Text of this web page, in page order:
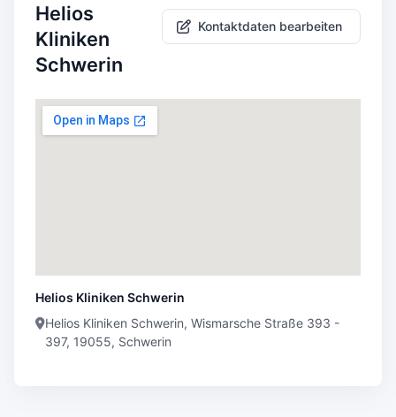
Helios
Kliniken
Schwerin
Kontaktdaten bearbeiten
Helios Kliniken Schwerin
Helios Kliniken Schwerin, Wismarsche Straße 393 -
397, 19055, Schwerin